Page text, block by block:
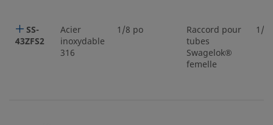
SS-
43ZFS2
Acier
inoxydable
316
1/8 po
Raccord pour
tubes
Swagelok®
femelle
1/8